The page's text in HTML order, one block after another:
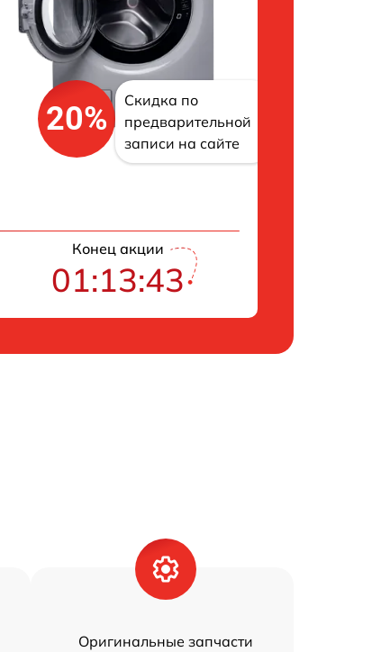
20%
Скидка по
предварительной
записи на сайте
Конец акции
01:13:42
Оригинальные запчасти